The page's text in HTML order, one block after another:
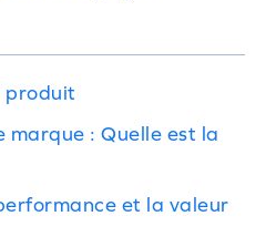
produit
: Quelle est la
et la valeur